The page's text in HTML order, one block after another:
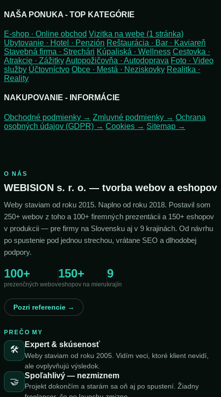
NAŠA PONUKA - TOP KATEGÓRIE
E-shop · Online obchod Vizitka na webe (1 stránka)
Ubytovanie · Hotel · Penzión Reštaurácia · Bar · Kaviareň
Stavebná firma · Strechári Kúpaliská · Wellness Cestovka ·
Atrakcie · ZážitkyAutopožičovňa · Autodoprava Foto · Video
služby Účtovníctvo Obce · Mestá · Neziskovky Realitka ·
Reality
NAKUPOVANIE - INFORMÁCIE
Obchodné podmienky → Zmluvné podmienky → Ochrana
osobných údajov (GDPR) → Cookies → Sitemap →
O NÁS
WEBISION s. r. o. — tvorba webov a eshopov
Weby staviam od roku 2015. Naplno od roku 2018. Postavil som
250+ webov z toho a 100+ firemných prezentácii a 150+ eshopov
v produkcii — pre firmy na Slovensku aj v 9 krajinách. Od návrhu
po spustenie pod jednou strechou, vrátane SEO a dlhodobej
podpory.
100+
prezenčných webov
150+
eshopov na mieru
9
krajín
Pozri referencie →
PREČO MY
🛠️ Expert & skúsenosť
Weby staviam od roku 2005. Vidím veci, ktoré klient nevidí,
ale ovplyvňujú výsledok.
🤝
Spoľahlivý — nezmiznem
Projekt dokončím a starám sa oň aj po spustení. Žiadny